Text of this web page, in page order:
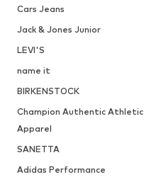
Cars Jeans
Jack & Jones Junior
LEVI'S
name it
BIRKENSTOCK
Champion Authentic Athletic
Apparel
SANETTA
Adidas Performance